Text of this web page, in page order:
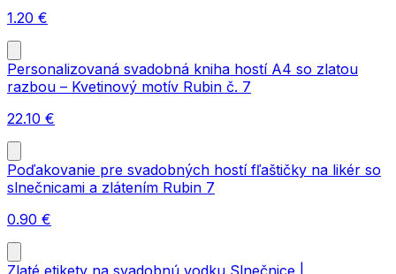
1.20 €
Personalizovaná svadobná kniha hostí A4 so zlatou
razbou – Kvetinový motív Rubin č. 7
22.10 €
Poďakovanie pre svadobných hostí fľaštičky na likér so
slnečnicami a zlátením Rubin 7
0.90 €